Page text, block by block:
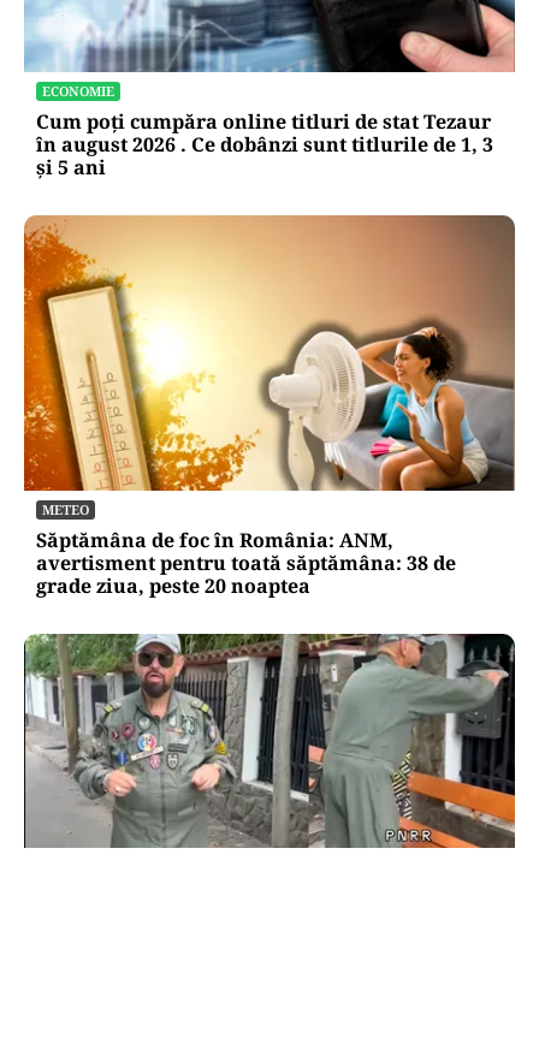
ECONOMIE
Cum poți cumpăra online titluri de stat Tezaur
în august 2026 . Ce dobânzi sunt titlurile de 1, 3
și 5 ani
METEO
Săptămâna de foc în România: ANM,
avertisment pentru toată săptămâna: 38 de
grade ziua, peste 20 noaptea